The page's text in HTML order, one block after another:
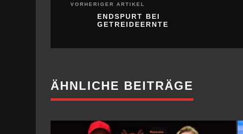
VORHERIGER ARTIKEL
ENDSPURT BEI
GETREIDEERNTE
ÄHNLICHE BEITRÄGE